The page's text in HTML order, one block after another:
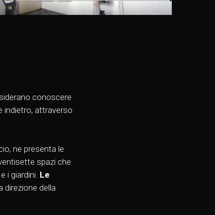
conoscere
indietro, attraverso
ne presenta le
spazi che
i giardini. Le
direzione della